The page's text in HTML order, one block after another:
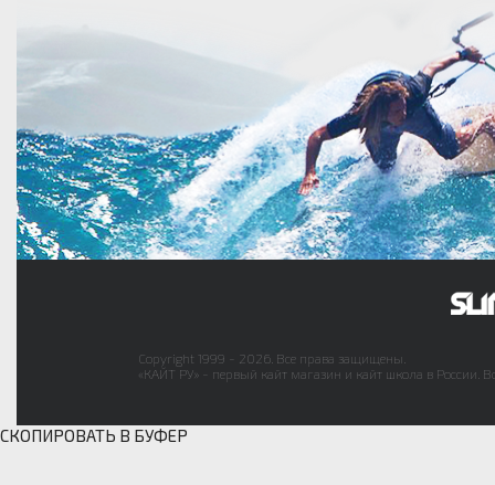
Copyright 1999 - 2026. Все права защищены.
«КАЙТ РУ» - первый кайт магазин и кайт школа в России.
СКОПИРОВАТЬ В БУФЕР